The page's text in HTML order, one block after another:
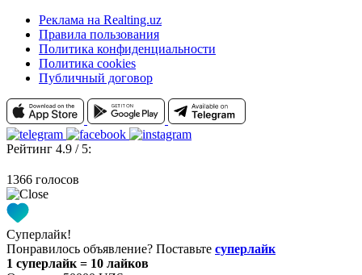
Реклама на Realting.uz
Правила пользования
Политика конфиденциальности
Политика cookies
Публичный договор
Рейтинг 4.9 / 5:
1366 голосов
Суперлайк!
Понравилось объявление? Поставьте суперлайк
1 суперлайк = 10 лайков